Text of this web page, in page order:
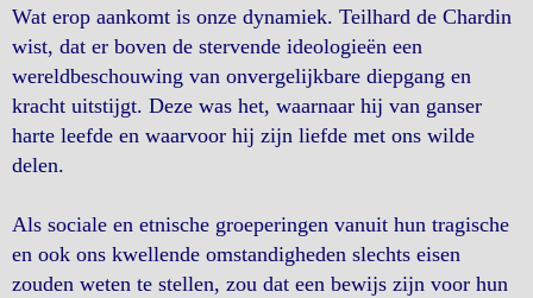
Wat erop aankomt is onze dynamiek. Teilhard de Chardin
wist, dat er boven de stervende ideologieën een
wereldbeschouwing van onvergelijkbare diepgang en
kracht uitstijgt. Deze was het, waarnaar hij van ganser
harte leefde en waarvoor hij zijn liefde met ons wilde
delen.
Als sociale en etnische groeperingen vanuit hun tragische
en ook ons kwellende omstandigheden slechts eisen
zouden weten te stellen, zou dat een bewijs zijn voor hun